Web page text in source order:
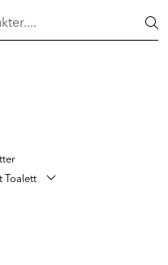
og baderomsprodukter. Shop
Toalett